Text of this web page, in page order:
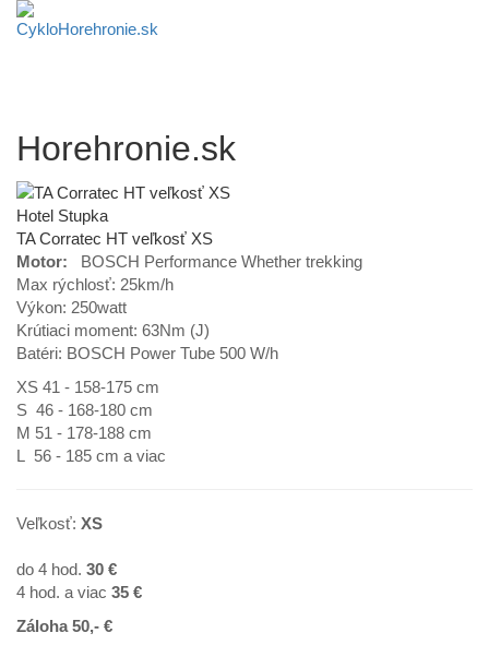
Horehronie.sk
Hotel Stupka
TA Corratec HT veľkosť XS
Motor: BOSCH Performance Whether trekking
Max rýchlosť: 25km/h
Výkon: 250watt
Krútiaci moment: 63Nm (J)
Batéri: BOSCH Power Tube 500 W/h
XS 41 - 158-175 cm
S 46 - 168-180 cm
M 51 - 178-188 cm
L 56 - 185 cm a viac
Veľkosť: XS
do 4 hod. 30 €
4 hod. a viac 35 €
Záloha 50,- €